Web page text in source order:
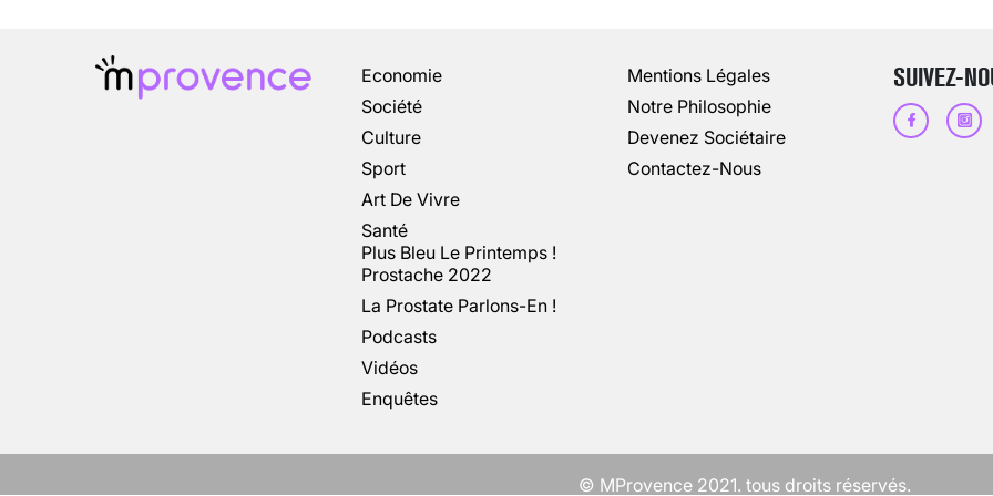
Economie
Société
Culture
Sport
Art De Vivre
Santé
Plus Bleu Le Printemps !
Prostache 2022
La Prostate Parlons-En !
Podcasts
Vidéos
Enquêtes
Mentions Légales
Notre Philosophie
Devenez Sociétaire
Contactez-Nous
SUIVEZ-
© MProvence 2021. tous droits réservés.